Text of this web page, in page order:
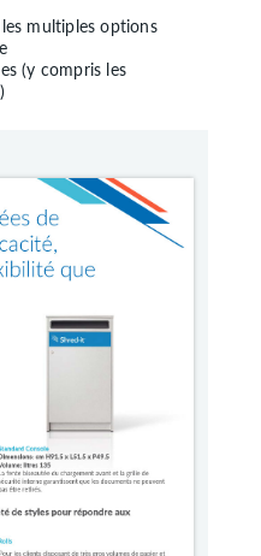
multiples options
(y compris les